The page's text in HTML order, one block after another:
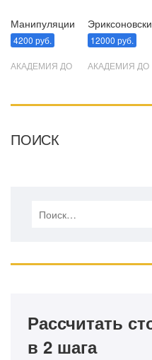
Манипуляции
4200 руб.
АКАДЕМИЯ ДО
12000 руб.
АКАДЕМИЯ ДО
ПОИСК
Рассчитать
в 2 шага